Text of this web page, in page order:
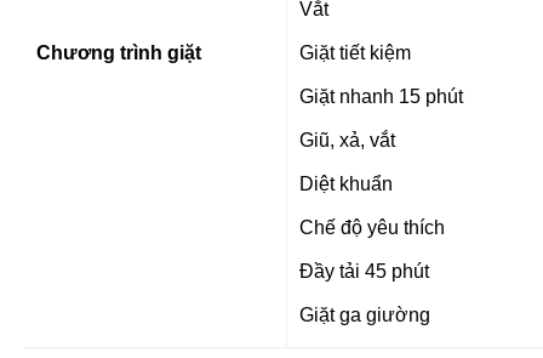
Chương trình giặt
Vắt
Giặt tiết kiệm
Giặt nhanh 15 phút
Giũ, xả, vắt
Diệt khuẩn
Chế độ yêu thích
Đầy tải 45 phút
Giặt ga giường